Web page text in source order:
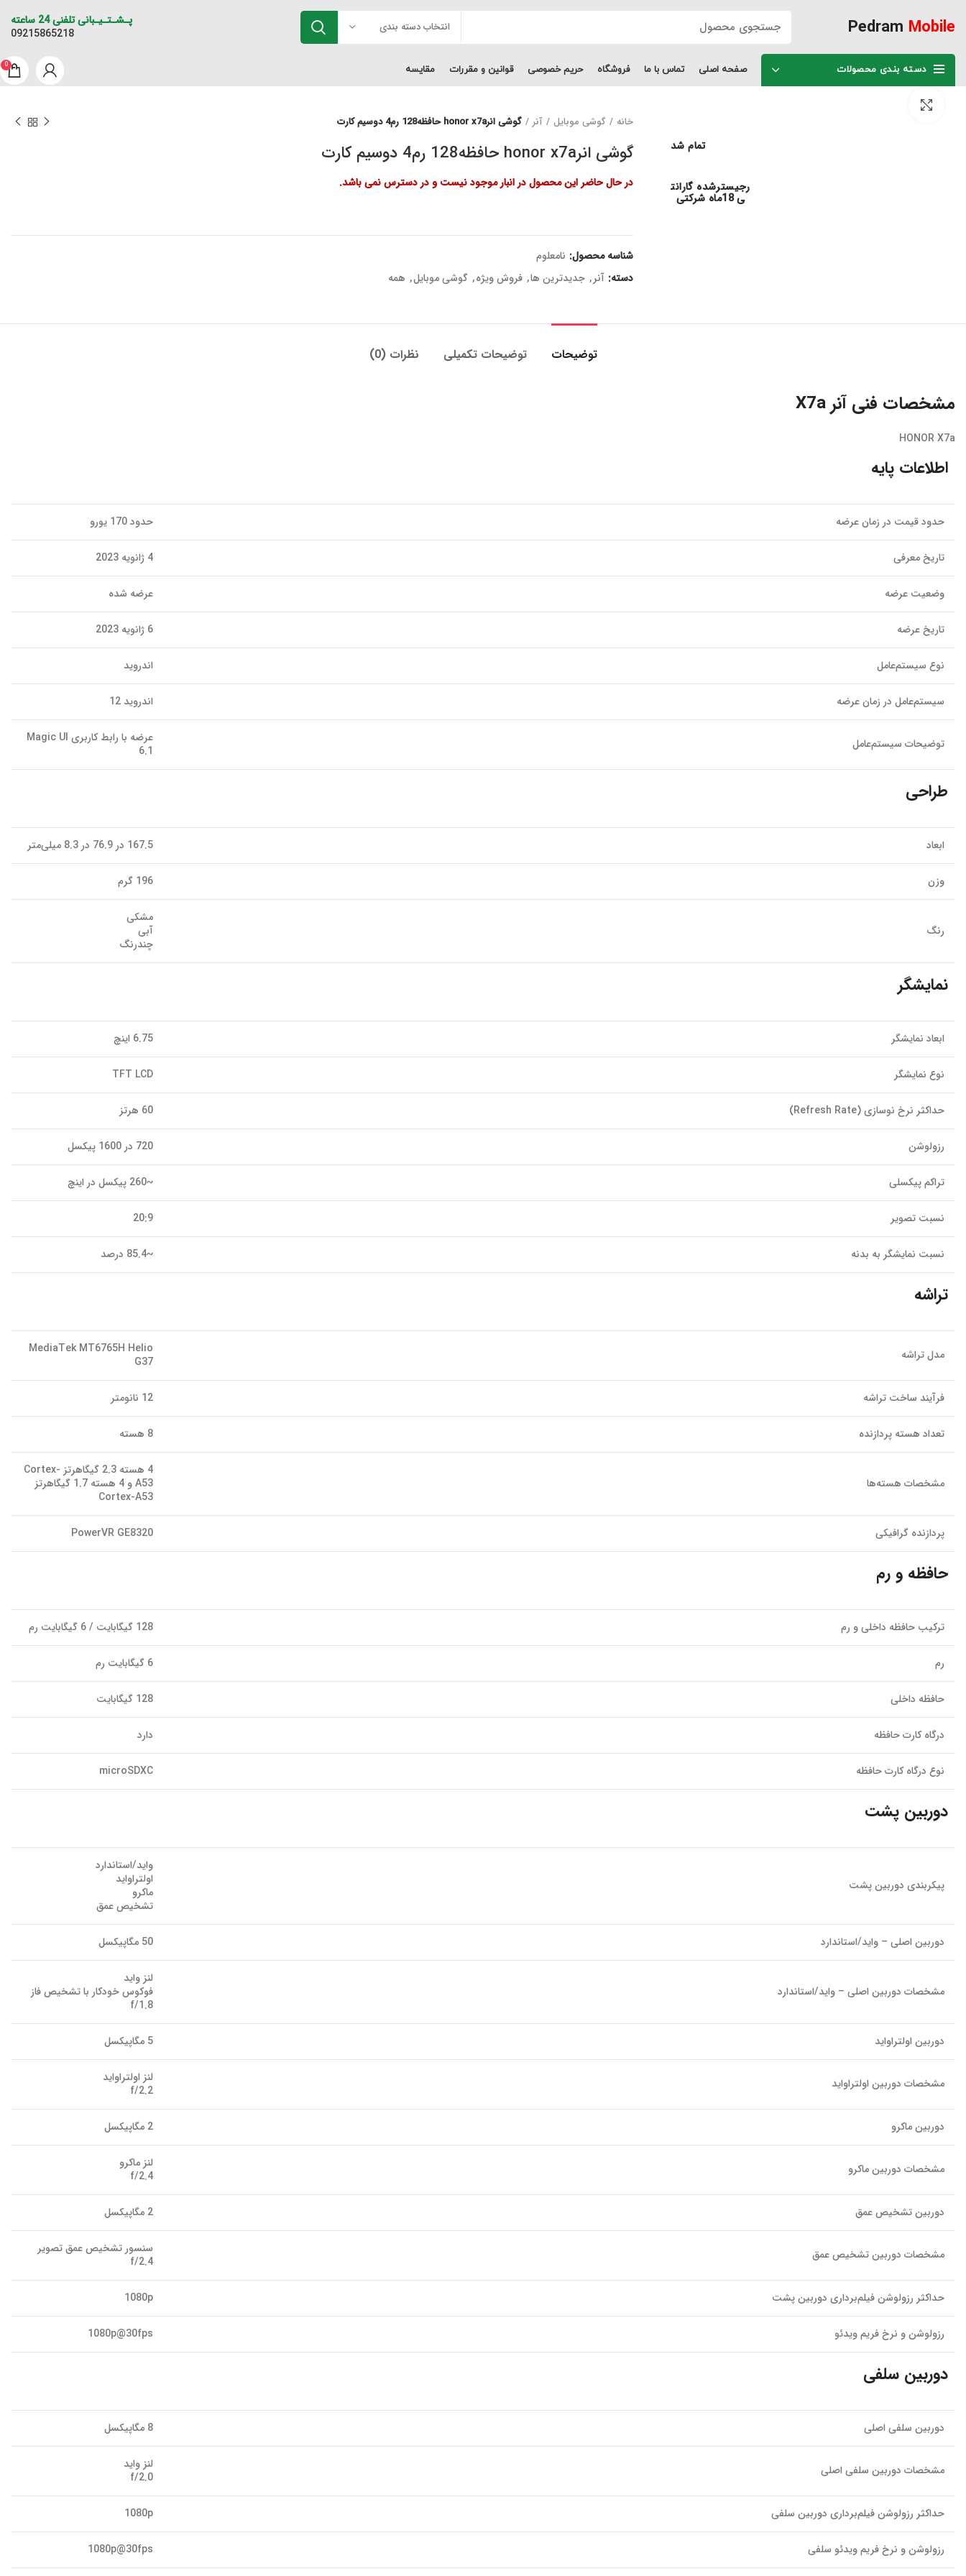
Pedram Mobile انتخاب دسته بندی
پـشـتـیـبانی تلفنی 24 ساعته
09215865218
دسته بندی محصولات صفحه اصلی تماس با ما فروشگاه حریم خصوصی قوانین و مقررات مقایسه 0
تمام شد
رجیسترشده گارانت
ی 18ماه شرکتی
خانه
گوشی موبایل آنر گوشی انرhonor x7a حافظه128 رم4 دوسیم کارت
گوشی انرhonor x7a حافظه128 رم4 دوسیم کارت
در حال حاضر این محصول در انبار موجود نیست و در دسترس نمی باشد.
شناسه محصول: نامعلوم
دسته: آنر, جدیدترین ها, فروش ویژه, گوشی موبایل, همه
توضیحات توضیحات تکمیلی نظرات (0)
مشخصات فنی آنر X7a
HONOR X7a
اطلاعات پایه
حدود قیمت در زمان عرضه حدود 170 یورو
تاریخ معرفی 4 ژانویه 2023
وضعیت عرضه عرضه شده
تاریخ عرضه 6 ژانویه 2023
نوع سیستم‌عامل اندروید
سیستم‌عامل در زمان عرضه اندروید 12
توضیحات سیستم‌عامل
عرضه با رابط کاربری Magic UI
6.1
طراحی
ابعاد 167.5 در 76.9 در 8.3 میلی‌متر
وزن 196 گرم
رنگ
مشکی
آبی
چندرنگ
نمایشگر
ابعاد نمایشگر 6.75 اینچ
نوع نمایشگر TFT LCD
حداکثر نرخ نوسازی (Refresh Rate) 60 هرتز
رزولوشن 720 در 1600 پیکسل
تراکم پیکسلی ~260 پیکسل در اینچ
نسبت تصویر 20:9
نسبت نمایشگر به بدنه ~85.4 درصد
تراشه
مدل تراشه
MediaTek MT6765H Helio
G37
فرآیند ساخت تراشه 12 نانومتر
تعداد هسته پردازنده 8 هسته
مشخصات هسته‌ها
4 هسته 2.3 گیگاهرتز Cortex-
A53 و 4 هسته 1.7 گیگاهرتز
Cortex-A53
پردازنده گرافیکی PowerVR GE8320
حافظه و رم
ترکیب حافظه داخلی و رم 128 گیگابایت / 6 گیگابایت رم
رم 6 گیگابایت رم
حافظه داخلی 128 گیگابایت
درگاه کارت حافظه دارد
نوع درگاه کارت حافظه microSDXC
دوربین پشت
پیکربندی دوربین پشت
واید/استاندارد
اولتراواید
ماکرو
تشخیص عمق
دوربین اصلی – واید/استاندارد 50 مگاپیکسل
مشخصات دوربین اصلی – واید/استاندارد
لنز واید
فوکوس خودکار با تشخیص فاز
f/1.8
دوربین اولتراواید 5 مگاپیکسل
مشخصات دوربین اولتراواید
لنز اولتراواید
f/2.2
دوربین ماکرو 2 مگاپیکسل
مشخصات دوربین ماکرو
لنز ماکرو
f/2.4
دوربین تشخیص عمق 2 مگاپیکسل
مشخصات دوربین تشخیص عمق
سنسور تشخیص عمق تصویر
f/2.4
حداکثر رزولوشن فیلم‌برداری دوربین‌ پشت 1080p
رزولوشن و نرخ فریم ویدئو 1080p@30fps
دوربین سلفی
دوربین سلفی اصلی 8 مگاپیکسل
مشخصات دوربین سلفی اصلی
لنز واید
f/2.0
حداکثر رزولوشن فیلم‌برداری دوربین‌ سلفی 1080p
رزولوشن و نرخ فریم ویدئو سلفی 1080p@30fps